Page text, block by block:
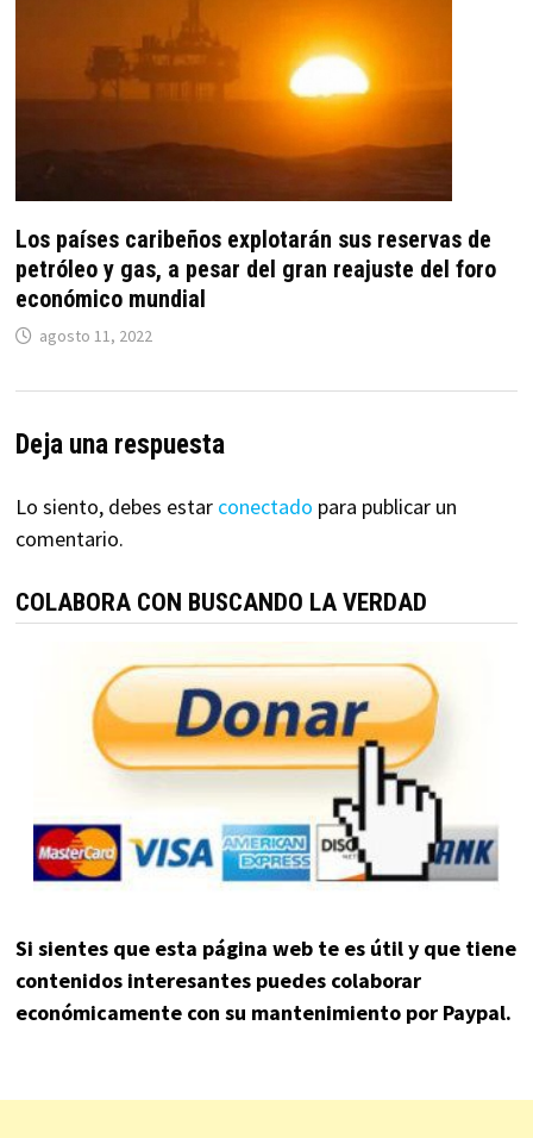
Los países caribeños explotarán sus reservas de
petróleo y gas, a pesar del gran reajuste del foro
económico mundial
agosto 11, 2022
Deja una respuesta
Lo siento, debes estar conectado para publicar un
comentario.
COLABORA CON BUSCANDO LA VERDAD
Si sientes que esta página web te es útil y que tiene
contenidos interesantes puedes colaborar
económicamente con su mantenimiento por Paypal.